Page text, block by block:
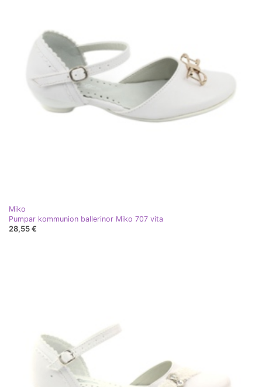
Miko
Pumpar kommunion ballerinor Miko 707 vita
28,55 €